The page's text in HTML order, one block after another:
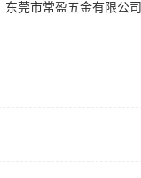
东莞市常盈五金有限公司